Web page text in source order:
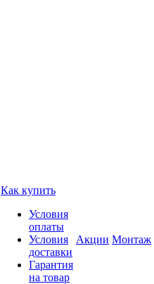
Как купить
Условия
оплаты
Условия
доставки
Гарантия
на товар
Акции Монтаж